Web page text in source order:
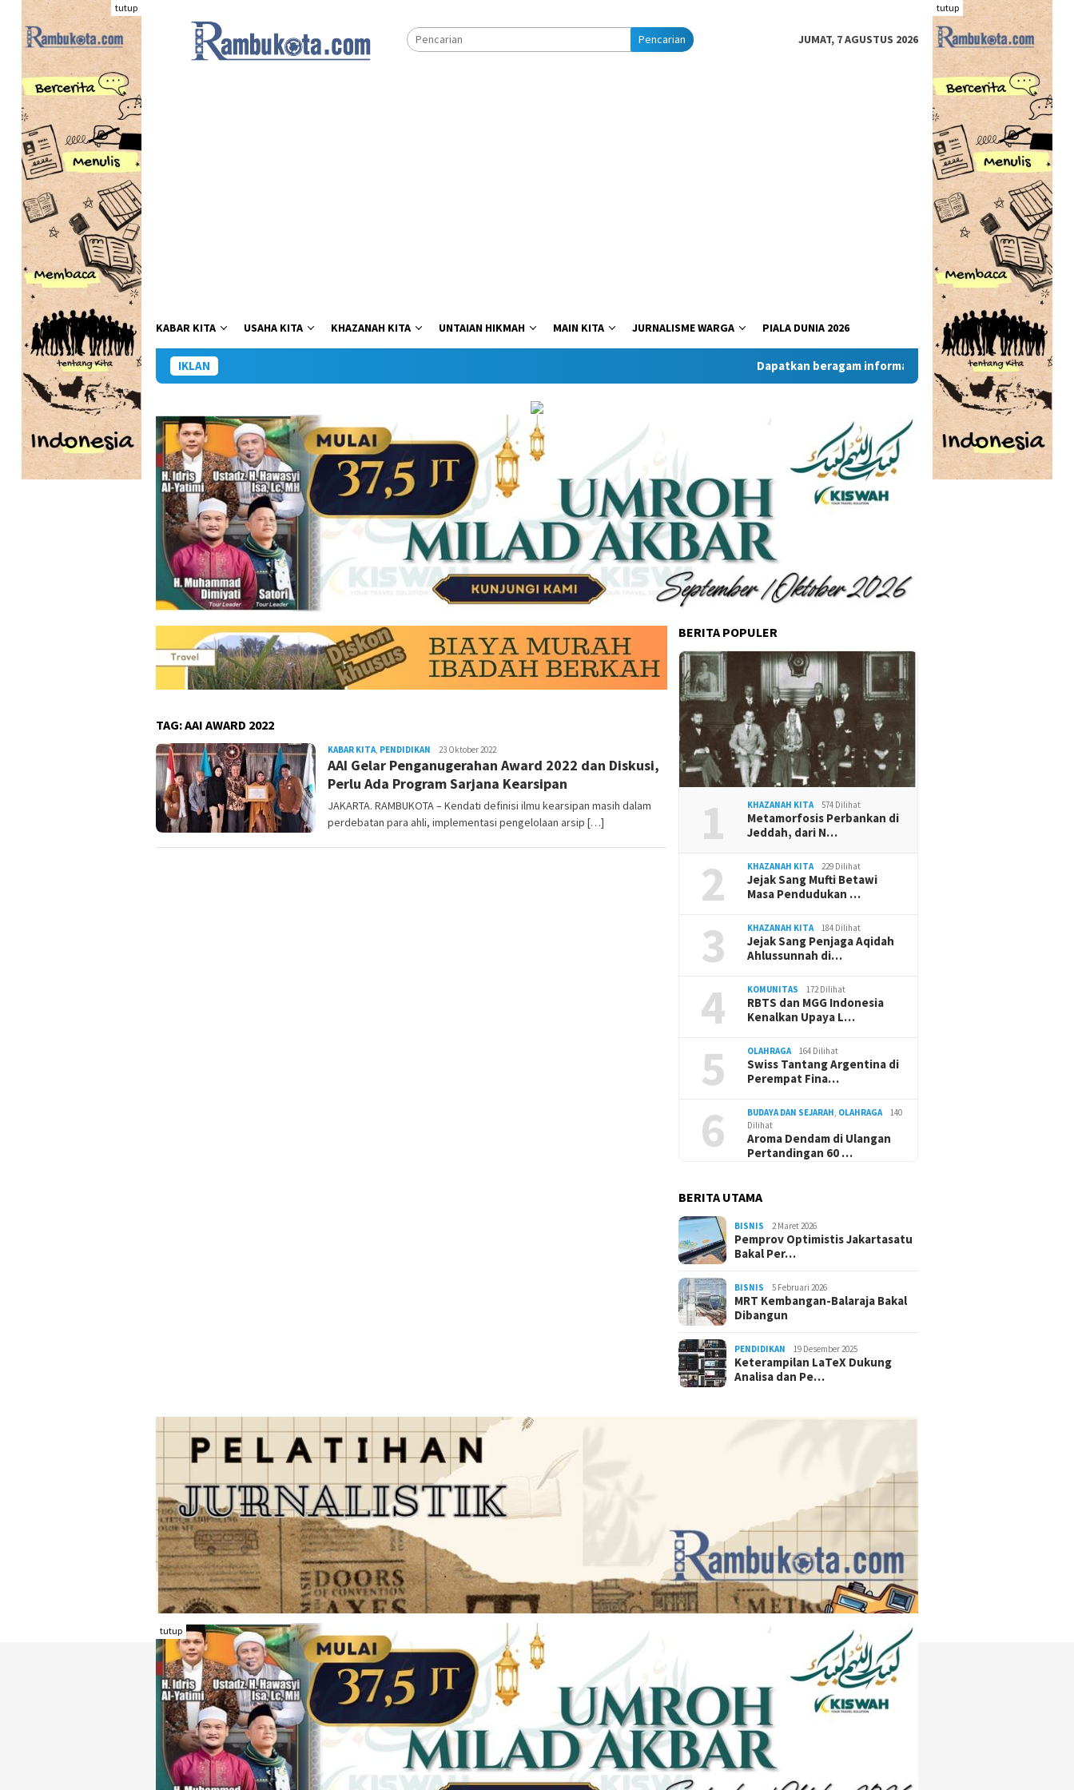
Loncat
konten
tutup tutup
Pencarian JUMAT, 7 AGUSTUS 2026
KABAR KITA USAHA KITA KHAZANAH KITA UNTAIAN HIKMAH MAIN KITA JURNALISME WARGA PIALA DUNIA 2026
IKLAN Dapatkan beragam informasi dan berita menarik dari situs
TAG:AAI AWARD 2022
KABAR KITA, PENDIDIKAN REDAKSI
RAMBUKOTA
23 Oktober 2022
AAI Gelar Penganugerahan Award 2022 dan Diskusi,
Perlu Ada Program Sarjana Kearsipan
JAKARTA. RAMBUKOTA – Kendati definisi ilmu kearsipan masih dalam
perdebatan para ahli, implementasi pengelolaan arsip […]
BERITA POPULER
1 KHAZANAH KITA 574 Dilihat
Metamorfosis Perbankan di
Jeddah, dari N…
2 KHAZANAH KITA 229 Dilihat
Jejak Sang Mufti Betawi
Masa Pendudukan …
3 KHAZANAH KITA 184 Dilihat
Jejak Sang Penjaga Aqidah
Ahlussunnah di…
4 KOMUNITAS 172 Dilihat
RBTS dan MGG Indonesia
Kenalkan Upaya L…
5 OLAHRAGA 164 Dilihat
Swiss Tantang Argentina di
Perempat Fina…
6 BUDAYA DAN SEJARAH OLAHRAGA
140
Dilihat
Aroma Dendam di Ulangan
Pertandingan 60 …
BERITA UTAMA
BISNIS 2 Maret 2026
Pemprov Optimistis Jakartasatu
Bakal Per…
BISNIS 5 Februari 2026
MRT Kembangan-Balaraja Bakal
Dibangun
PENDIDIKAN 19 Desember 2025
Keterampilan LaTeX Dukung
Analisa dan Pe…
TENTANG RAMBU KOTA REDAKSI
DISCLAIMER
KONTAK KAMI
FORM PENGADUAN
PEDOMAN MEDIA SIBER
KARIR
JARINGAN SOCIAL
Facebook Twitter
Instagram
Linkedin
Youtube
tutup